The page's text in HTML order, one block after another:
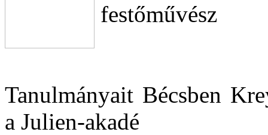
festőművész
Tanulmányait Bécsben
a Julien-akadé